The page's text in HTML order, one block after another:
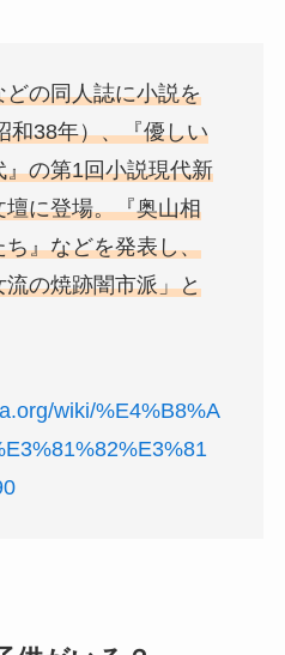
の同人誌に小説を
和38年）、『優しい
の第1回小説現代新
に登場。『奥山相
』などを発表し、
の焼跡闇市派」と
wiki/%E4%B8%A